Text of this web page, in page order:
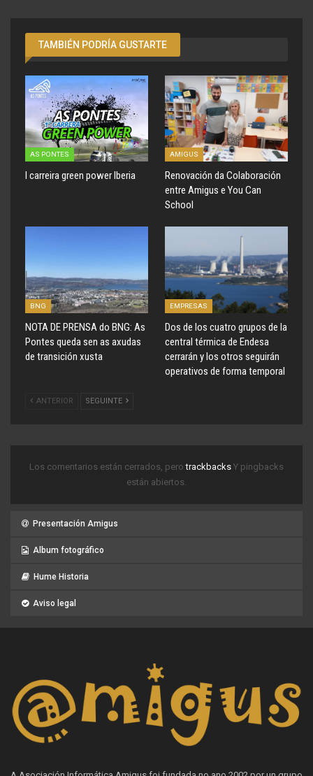
TAMBIÉN PODRÍA GUSTARTE
AS PONTES
I carreira green power Iberia
AMIGUS
Renovación da Colaboración
entre Amigus e You Can
School
BNG
NOTA DE PRENSA do BNG: As
Pontes queda sen as axudas
de transición xusta
EMPRESAS
Dos de los cuatro grupos de la
central térmica de Endesa
cerrarán y los otros seguirán
operativos de forma temporal
ANTERIOR SEGUINTE
Los comentarios están cerrados, perotrackbacks Y pingbacks
están abiertos.
Presentación Amigus
Album fotográfico
Hume Historia
Aviso legal